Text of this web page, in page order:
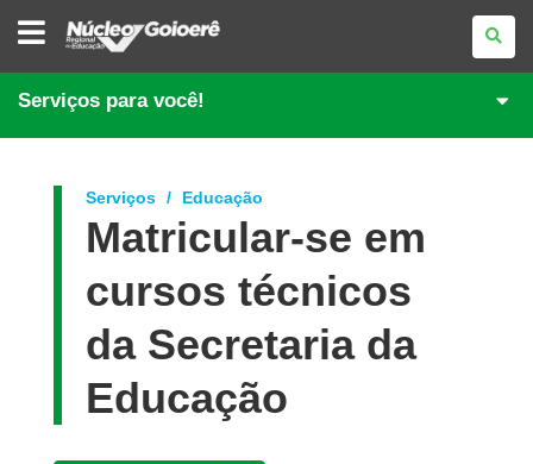
NÚCLEO
REGIONAL
EDUCAÇÃO
DE
GOIOERÊ
Serviços para você!
Serviços Educação
Matricular-se em
cursos técnicos
da Secretaria da
Educação